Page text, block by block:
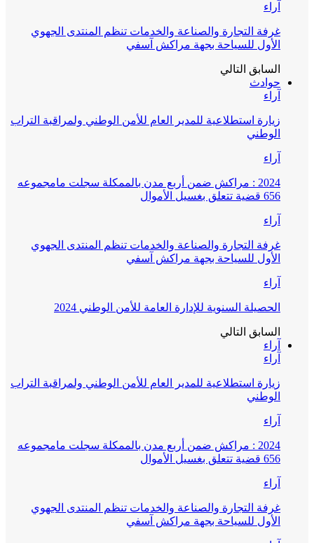
آراء
غرفة التجارة والصناعة والخدمات تنظم المنتدى الجهوي
الأول للسياحة بجهة مراكش آسفي
السابق التالي
حوادث
آراء
زيارة استطلاعية للمدير العام للأمن الوطني ولمراقبة التراب
الوطني
آراء
2024 : مراكش ضمن أربع مدن بالممكلة سجلت مامجموعه
656 قضية تتعلق بغسيل الأموال
آراء
غرفة التجارة والصناعة والخدمات تنظم المنتدى الجهوي
الأول للسياحة بجهة مراكش آسفي
آراء
الحصيلة السنوية للإدارة العامة للأمن الوطني 2024
السابق التالي
آراء
آراء
زيارة استطلاعية للمدير العام للأمن الوطني ولمراقبة التراب
الوطني
آراء
2024 : مراكش ضمن أربع مدن بالممكلة سجلت مامجموعه
656 قضية تتعلق بغسيل الأموال
آراء
غرفة التجارة والصناعة والخدمات تنظم المنتدى الجهوي
الأول للسياحة بجهة مراكش آسفي